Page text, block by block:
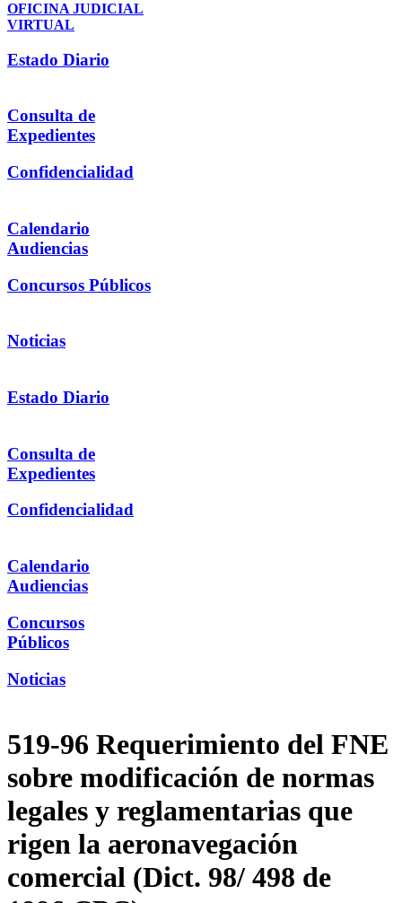
OFICINA JUDICIAL
VIRTUAL
Estado Diario
Consulta de
Expedientes
Confidencialidad
Calendario
Audiencias
Concursos Públicos
Noticias
Estado Diario
Consulta de
Expedientes
Confidencialidad
Calendario
Audiencias
Concursos
Públicos
Noticias
519-96 Requerimiento del FNE
sobre modificación de normas
legales y reglamentarias que
rigen la aeronavegación
comercial (Dict. 98/ 498 de